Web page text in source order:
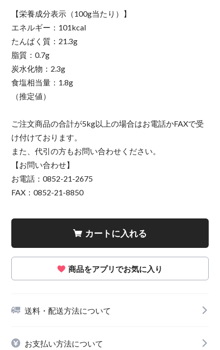
【栄養成分表示（100g当たり）】
エネルギー：101kcal
たんぱく質：21.3g
脂質：0.7g
炭水化物：2.3g
食塩相当量：1.8g
（推定値）
ご注文商品の合計が5kg以上の場合はお電話かFAXで受
け付けております。
また、代引の方もお問い合わせください。
【お問い合わせ】
お電話：0852-21-2675
FAX：0852-21-8850
カートに入れる
商品をアプリでお気に入り
送料・配送方法について
お支払い方法について